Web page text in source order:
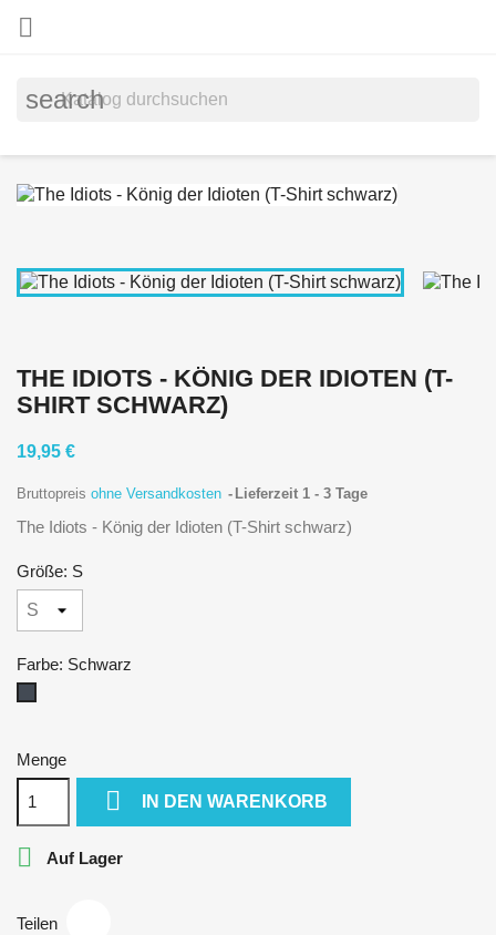

search
THE IDIOTS - KÖNIG DER IDIOTEN (T-
SHIRT SCHWARZ)
19,95 €
Bruttopreis ohne Versandkosten Lieferzeit 1 - 3 Tage
The Idiots - König der Idioten (T-Shirt schwarz)
Größe: S
Farbe: Schwarz
Menge
 IN DEN WARENKORB
 Auf Lager
Teilen